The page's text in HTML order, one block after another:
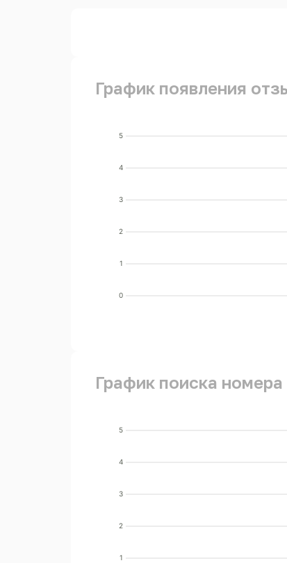
График появления
0
1
2
3
4
5
График поиска
1
2
3
4
5